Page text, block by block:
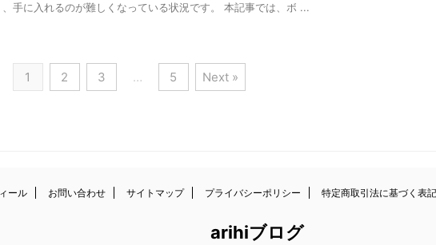
手に入れるのが難しくなっている状況です。 本記事では、ボ ...
1 2 3 … 5 Next »
ール お問い合わせ サイトマップ プライバシーポリシー 特定商取引法に基づく表
arihiブログ